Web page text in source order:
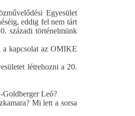
Egyesület
eddig fel nem tárt
századi történelmünk
a kapcsolat az OMIKE
létrehozni a 20.
Goldberger Leó?
Mi lett a sorsa